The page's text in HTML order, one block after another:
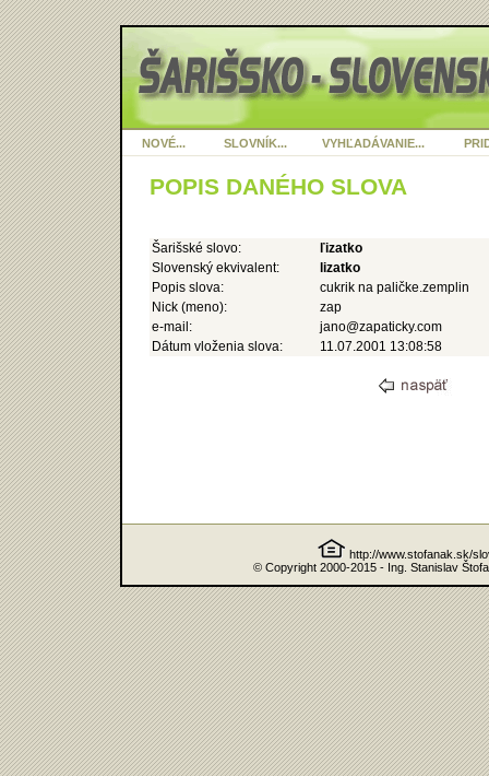
NOVÉ... SLOVNÍK... VYHĽADÁVANIE...
POPIS DANÉHO SLOVA
Šarišské slovo:
ľizatko
Slovenský ekvivalent:
lizatko
Popis slova:
cukrik na paličke.zemplin
Nick (meno):
zap
e-mail:
jano@zapaticky.com
Dátum vloženia slova:
11.07.2001 13:08:58
http://www.stofanak.sk/
© Copyright 2000-2015 - Ing. Stanislav